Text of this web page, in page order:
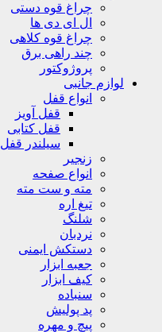
چراغ قوه دستی
ال ای دی ها
چراغ قوه کلاهی
چند راهی برق
پروژوکتور
لوازم جانبی
انواع قفل
قفل آویز
قفل کتابی
سیلندر قفل
زنجیر
انواع صفحه
مته و ست مته
تیغ اره
شلنگ
نردبان
دستکش ایمنی
جعبه ابزار
کیف ابزار
سنباده
پد پولیش
پیچ و مهره